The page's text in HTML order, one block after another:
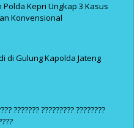
Kepri Ungkap 3 Kasus
Konvensional
di Gulung Kapolda Jateng
??????? ????????? ????????